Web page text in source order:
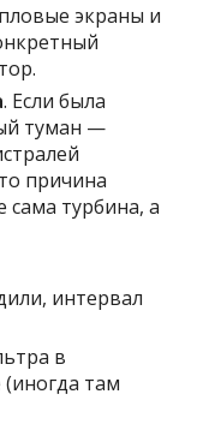
экраны и
. Если была
туман —
причина
турбина, а
интервал
в
там